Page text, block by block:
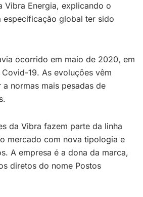
Vibra Energia, explicando o
especificação global ter sido
ocorrido em maio de 2020, em
19. As evoluções vêm
normas mais pesadas de
da Vibra fazem parte da linha
mercado com nova tipologia e
A empresa é a dona da marca,
diretos do nome Postos